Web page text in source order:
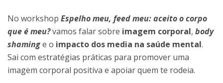
No workshop Espelho meu, feed meu: aceito o corpo
que é meu?vamos falar sobre imagem corporal, body
shaminge o impacto dos media na saúde mental.
Sai com estratégias práticas para promover uma
imagem corporal positiva e apoiar quem te rodeia.